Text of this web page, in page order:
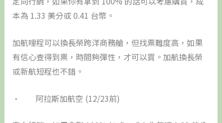
本為 1.33 美分或 0.41 台幣。
加航哩程可以換長榮跨洋商務艙，但找票難度高，如果
有信心查得到票，時間夠彈性，才可以買。加航換長榮
或新航短程也不錯。
• 阿拉斯加航空 (12/23前)